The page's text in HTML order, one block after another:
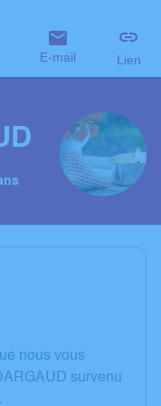
E-mail Lien
nous vous
survenu